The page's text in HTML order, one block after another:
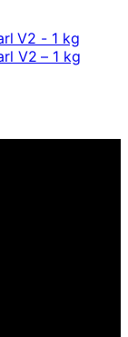
V2 – 1 kg